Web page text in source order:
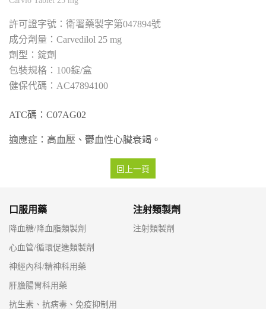
衛署藥製字第047894號
Carvedilol 25 mg
錠劑
100錠/盒
AC47894100
ATC碼：C07AG02
適應症：高血壓、鬱血性心臟衰竭。
回上一頁
口服用藥
降血糖/降血脂類製劑
心血管/循環促進類製劑
神經內科/精神科用藥
肝膽腸胃科用藥
抗生素、抗病毒、免疫抑制用
注射類製劑
注射類製劑